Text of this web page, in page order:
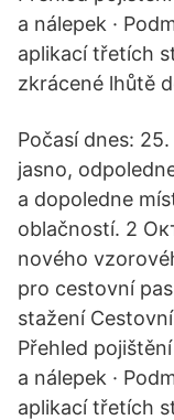
a nálepek ·
aplikací třetích
zkrácené lhůtě
Počasí dnes:
jasno,
a dopoledne
oblačností. 2
nového
pro cestovní
stažení
Přehled
a nálepek ·
aplikací třetích